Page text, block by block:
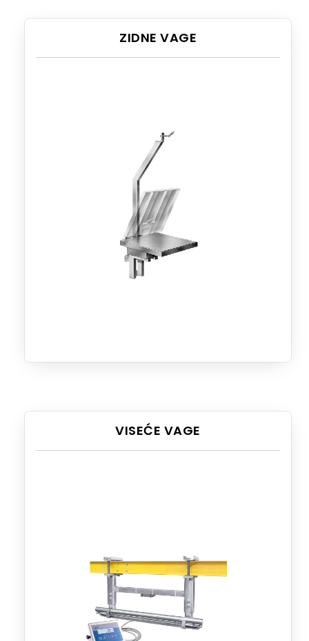
ZIDNE VAGE
VISEĆE VAGE